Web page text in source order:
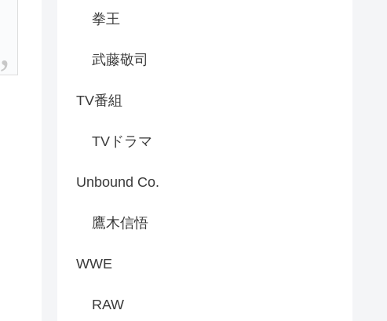
拳王
武藤敬司
TV番組
TVドラマ
Unbound Co.
鷹木信悟
WWE
RAW